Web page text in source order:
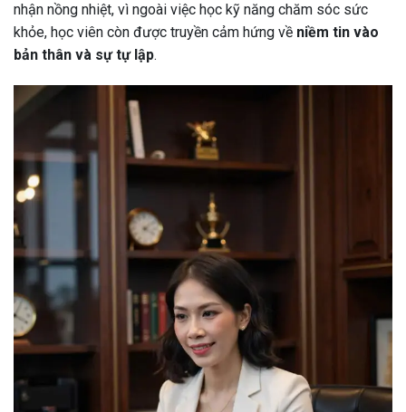
nhận nồng nhiệt, vì ngoài việc học kỹ năng chăm sóc sức
khỏe, học viên còn được truyền cảm hứng về niềm tin vào
bản thân và sự tự lập.